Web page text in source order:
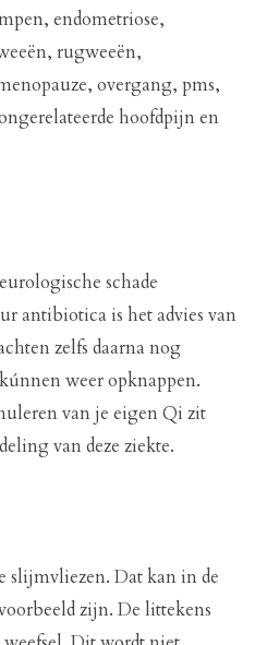
endometriose,
rugweeën,
overgang, pms,
hoofdpijn en
schade
antibiotica is het advies van
zelfs daarna nog
weer opknappen.
van je eigen Qi zit
van deze ziekte.
slijmvliezen. Dat kan in de
zijn. De littekens